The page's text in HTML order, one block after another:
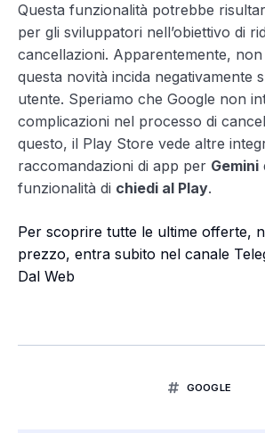
Questa funzionalità potrebbe
per gli sviluppatori nell’obiettivo di
cancellazioni. Apparentemente,
questa novità incida negativamente
utente. Speriamo che Google non
complicazioni nel processo di
questo, il Play Store vede altre
raccomandazioni di app per Gemini
funzionalità di chiedi al Play.
Per scoprire tutte le ultime offerte,
prezzo, entra subito nel canale
Dal Web
GOOGLE